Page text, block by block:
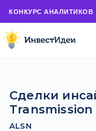
КОНКУРС АНАЛИТИКОВ
Сделки
Transmission
ALSN